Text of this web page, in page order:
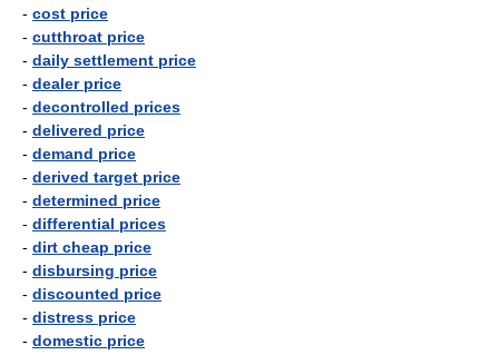
- cost price
- cutthroat price
- daily settlement price
- dealer price
- decontrolled prices
- delivered price
- demand price
- derived target price
- determined price
- differential prices
- dirt cheap price
- disbursing price
- discounted price
- distress price
- domestic price